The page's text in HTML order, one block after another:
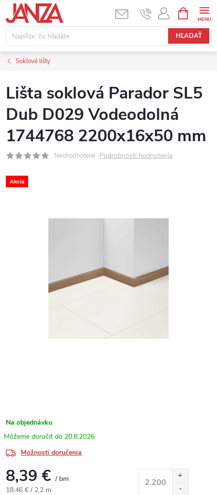
Prejsť na obsah
HĽADAŤ
Soklové lišty
Lišta soklová Parador SL5
Dub D029 Vodeodolná
1744768 2200x16x50 mm
Neohodnotené Podrobnosti hodnotenia
Akcia
Na objednávku
20.8.2026
Možnosti doručenia
8,39 € / bm
Jednotková cena:
18,46 € / 2.2 m